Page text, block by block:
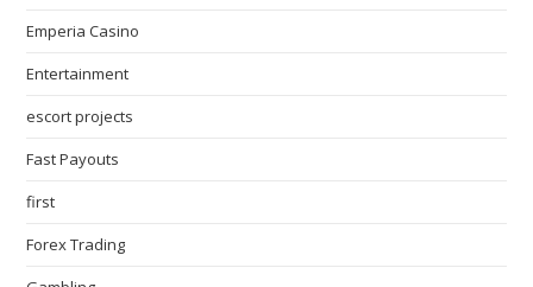
Emperia Casino
Entertainment
escort projects
Fast Payouts
first
Forex Trading